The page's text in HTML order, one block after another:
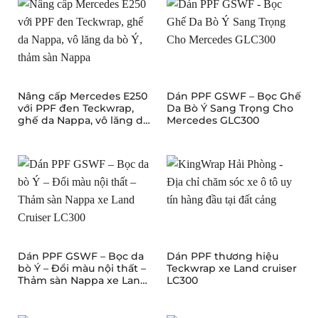
Nâng cấp Mercedes E250
với PPF đen Teckwrap,
ghế da Nappa, vô lăng da
Dán PPF GSWF – Bọc Ghế
Da Bò Ý Sang Trọng Cho
Mercedes GLC300
Dán PPF GSWF – Bọc da
bò Ý – Đổi màu nội thất –
Thảm sàn Nappa xe Land
Dán PPF thương hiệu
Teckwrap xe Land cruiser
LC300